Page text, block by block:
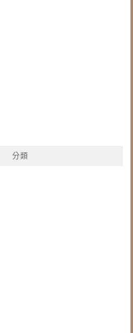
分類